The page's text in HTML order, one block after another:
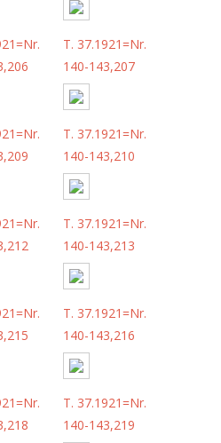
T. 37.1921=Nr.
140-143,207
T. 37.1921=Nr.
140-143,210
T. 37.1921=Nr.
140-143,213
T. 37.1921=Nr.
140-143,216
T. 37.1921=Nr.
140-143,219